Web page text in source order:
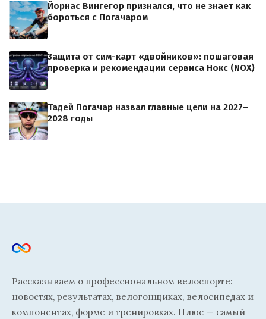
Йорнас Вингегор признался, что не знает как
бороться с Погачаром
Защита от сим-карт «двойников»: пошаговая
проверка и рекомендации сервиса Нокс (NOX)
Тадей Погачар назвал главные цели на 2027–
2028 годы
Рассказываем о профессиональном велоспорте:
новостях, результатах, велогонщиках, велосипедах и
компонентах, форме и тренировках. Плюс — самый